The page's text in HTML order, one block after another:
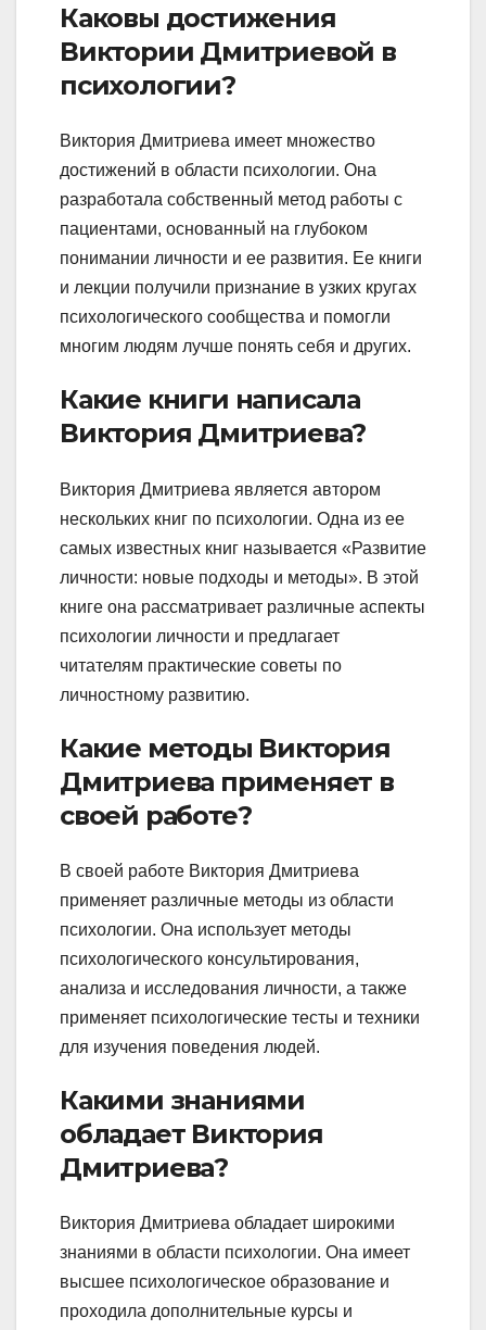
Каковы достижения
Виктории Дмитриевой в
психологии?
Виктория Дмитриева имеет множество
достижений в области психологии. Она
разработала собственный метод работы с
пациентами, основанный на глубоком
понимании личности и ее развития. Ее книги
и лекции получили признание в узких кругах
психологического сообщества и помогли
многим людям лучше понять себя и других.
Какие книги написала
Виктория Дмитриева?
Виктория Дмитриева является автором
нескольких книг по психологии. Одна из ее
самых известных книг называется «Развитие
личности: новые подходы и методы». В этой
книге она рассматривает различные аспекты
психологии личности и предлагает
читателям практические советы по
личностному развитию.
Какие методы Виктория
Дмитриева применяет в
своей работе?
В своей работе Виктория Дмитриева
применяет различные методы из области
психологии. Она использует методы
психологического консультирования,
анализа и исследования личности, а также
применяет психологические тесты и техники
для изучения поведения людей.
Какими знаниями
обладает Виктория
Дмитриева?
Виктория Дмитриева обладает широкими
знаниями в области психологии. Она имеет
высшее психологическое образование и
проходила дополнительные курсы и